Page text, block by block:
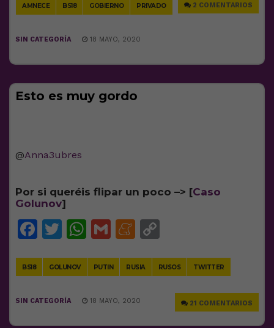
AMNECE BS18 GOBIERNO PRIVADO 2 COMENTARIOS
SIN CATEGORÍA 18 MAYO, 2020
Esto es muy gordo
@Anna3ubres
Por si queréis flipar un poco –> [Caso
Golunov]
Facebook
Twitter
WhatsApp
GmailMeneame
BS18 GOLUNOV PUTIN RUSIA RUSOS TWITTER
21 COMENTARIOS
SIN CATEGORÍA 18 MAYO, 2020